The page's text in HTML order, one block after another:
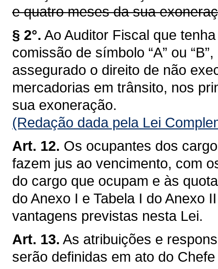
e quatro meses da sua
§ 2°. Ao Auditor Fiscal que
comissão de símbolo “A” ou
assegurado o direito de não
mercadorias em trânsito, nos
sua exoneração.
(Redação dada pela Lei
Art. 12. Os ocupantes dos
fazem jus ao vencimento, com
do cargo que ocupam e às
do Anexo I e Tabela I do Anexo
vantagens previstas nesta Lei.
Art. 13. As atribuições e
serão definidas em ato do